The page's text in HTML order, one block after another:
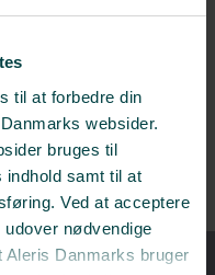
til at forbedre din
websider.
bruges til
indhold samt til at
Ved at acceptere
nødvendige
Danmarks bruger
godt på sit